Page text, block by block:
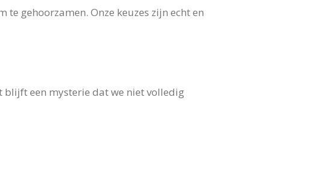
te gehoorzamen. Onze keuzes zijn echt en
blijft een mysterie dat we niet volledig